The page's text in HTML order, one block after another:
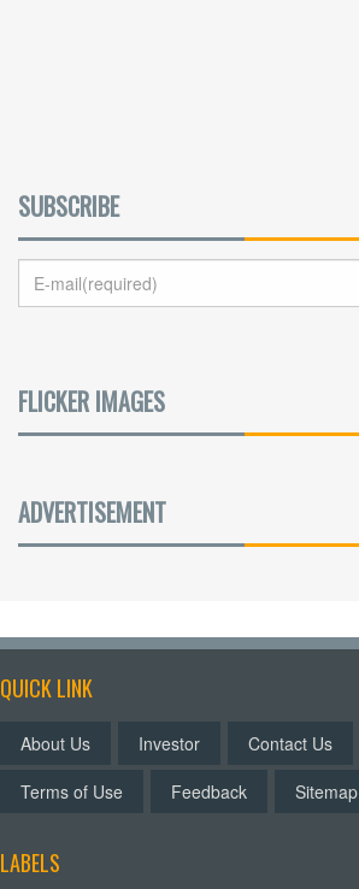
SUBSCRIBE
FLICKER IMAGES
ADVERTISEMENT
QUICK LINK
About Us Investor Contact Us
Terms of Use
Feedback Sitemap
LABELS